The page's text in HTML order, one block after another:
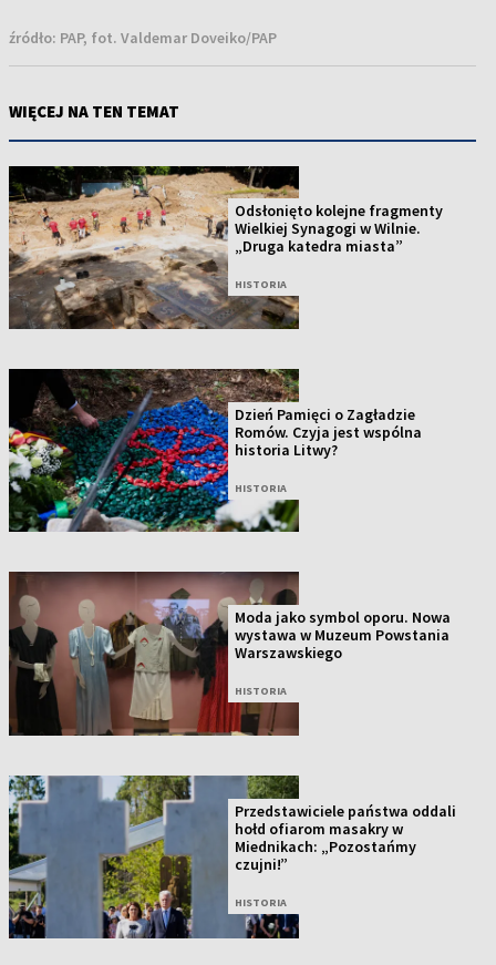
źródło: PAP, fot. Valdemar Doveiko/PAP
WIĘCEJ NA TEN TEMAT
Odsłonięto kolejne fragmenty
Wielkiej Synagogi w Wilnie.
„Druga katedra miasta”
HISTORIA
Dzień Pamięci o Zagładzie
Romów. Czyja jest wspólna
historia Litwy?
HISTORIA
Moda jako symbol oporu. Nowa
wystawa w Muzeum Powstania
Warszawskiego
HISTORIA
Przedstawiciele państwa oddali
hołd ofiarom masakry w
Miednikach: „Pozostańmy
czujni!”
HISTORIA